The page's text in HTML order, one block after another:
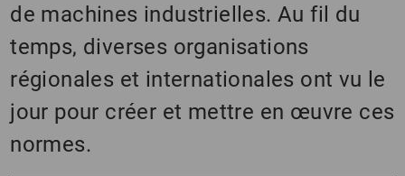
de machines industrielles. Au fil du
temps, diverses organisations
régionales et internationales ont vu le
jour pour créer et mettre en œuvre ces
normes.